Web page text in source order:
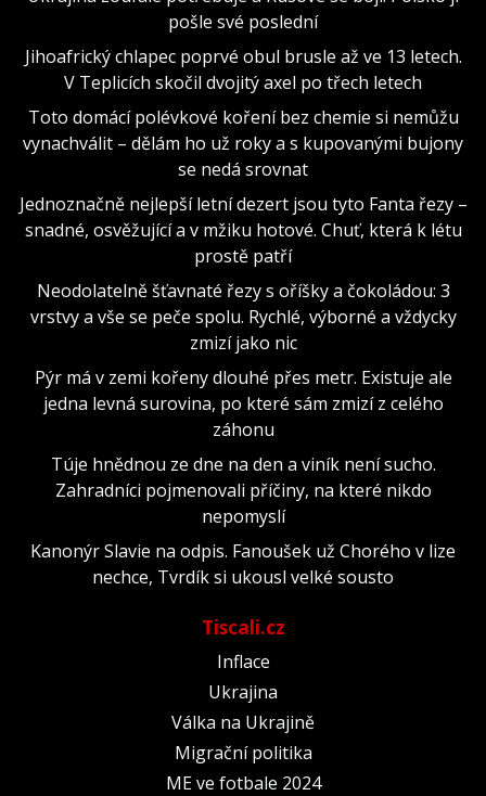
pošle své poslední
Jihoafrický chlapec poprvé obul brusle až ve 13 letech.
V Teplicích skočil dvojitý axel po třech letech
Toto domácí polévkové koření bez chemie si nemůžu
vynachválit – dělám ho už roky a s kupovanými bujony
se nedá srovnat
Jednoznačně nejlepší letní dezert jsou tyto Fanta řezy –
snadné, osvěžující a v mžiku hotové. Chuť, která k létu
prostě patří
Neodolatelně šťavnaté řezy s oříšky a čokoládou: 3
vrstvy a vše se peče spolu. Rychlé, výborné a vždycky
zmizí jako nic
Pýr má v zemi kořeny dlouhé přes metr. Existuje ale
jedna levná surovina, po které sám zmizí z celého
záhonu
Túje hnědnou ze dne na den a viník není sucho.
Zahradníci pojmenovali příčiny, na které nikdo
nepomyslí
Kanonýr Slavie na odpis. Fanoušek už Chorého v lize
nechce, Tvrdík si ukousl velké sousto
Tiscali.cz
Inflace
Ukrajina
Válka na Ukrajině
Migrační politika
ME ve fotbale 2024